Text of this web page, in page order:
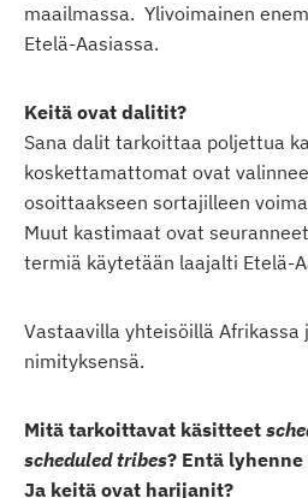
maailmassa. Ylivoimainen
Etelä-Aasiassa.
Keitä ovat dalitit?
Sana dalit tarkoittaa poljettua
koskettamattomat ovat
osoittaakseen sortajilleen
Muut kastimaat ovat
termiä käytetään laajalti Etelä-
Vastaavilla yhteisöillä Afrikassa
nimityksensä.
Mitä tarkoittavat käsitteet
scheduled tribes? Entä lyhenne
Ja keitä ovat harijanit?